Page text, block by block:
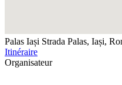
Palas Iași Strada Palas, Iași,
Itinéraire
Organisateur